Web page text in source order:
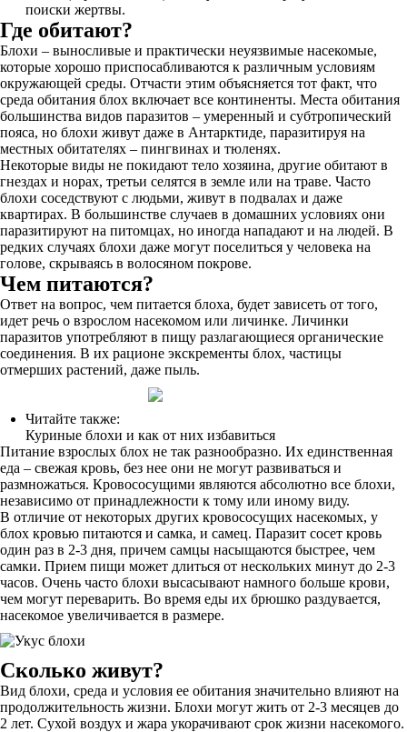
поиски жертвы.
Где обитают?
Блохи – выносливые и практически неуязвимые насекомые,
которые хорошо приспосабливаются к различным условиям
окружающей среды. Отчасти этим объясняется тот факт, что
среда обитания блох включает все континенты. Места обитания
большинства видов паразитов – умеренный и субтропический
пояса, но блохи живут даже в Антарктиде, паразитируя на
местных обитателях – пингвинах и тюленях.
Некоторые виды не покидают тело хозяина, другие обитают в
гнездах и норах, третьи селятся в земле или на траве. Часто
блохи соседствуют с людьми, живут в подвалах и даже
квартирах. В большинстве случаев в домашних условиях они
паразитируют на питомцах, но иногда нападают и на людей. В
редких случаях блохи даже могут поселиться у человека на
голове, скрываясь в волосяном покрове.
Чем питаются?
Ответ на вопрос, чем питается блоха, будет зависеть от того,
идет речь о взрослом насекомом или личинке. Личинки
паразитов употребляют в пищу разлагающиеся органические
соединения. В их рационе экскременты блох, частицы
отмерших растений, даже пыль.
Читайте также:
Куриные блохи и как от них избавиться
Питание взрослых блох не так разнообразно. Их единственная
еда – свежая кровь, без нее они не могут развиваться и
размножаться. Кровососущими являются абсолютно все блохи,
независимо от принадлежности к тому или иному виду.
В отличие от некоторых других кровососущих насекомых, у
блох кровью питаются и самка, и самец. Паразит сосет кровь
один раз в 2-3 дня, причем самцы насыщаются быстрее, чем
самки. Прием пищи может длиться от нескольких минут до 2-3
часов. Очень часто блохи высасывают намного больше крови,
чем могут переварить. Во время еды их брюшко раздувается,
насекомое увеличивается в размере.
Сколько живут?
Вид блохи, среда и условия ее обитания значительно влияют на
продолжительность жизни. Блохи могут жить от 2-3 месяцев до
2 лет. Сухой воздух и жара укорачивают срок жизни насекомого.